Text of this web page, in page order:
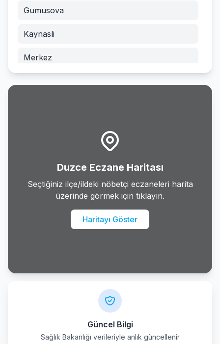
Gumusova
Kaynasli
Merkez
Duzce Eczane Haritası
Seçtiğiniz ilçe/ildeki nöbetçi eczaneleri harita
üzerinde görmek için tıklayın.
Haritayı Göster
Güncel Bilgi
Sağlık Bakanlığı verileriyle anlık güncellenir